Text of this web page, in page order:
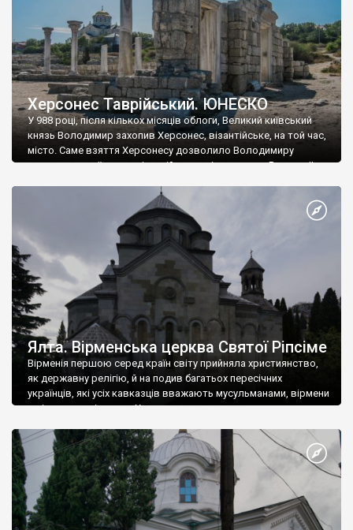
Херсонес Таврійський. ЮНЕСКО
У 988 році, після кількох місяців облоги, Великий київський
князь Володимир захопив Херсонес, візантійське, на той час,
місто. Саме взяття Херсонесу дозволило Володимиру
диктувати свої умови візантійському імператору Василю ІІ, та
Херсонесі Володимир-язичник, став Василем-християнином.
А потім було Хрещення Русі. На честь Херсонесу Таврійського
Ялта. Вірменська церква Святої Ріпсіме
Вірменія першою серед країн світу прийняла християнство,
як державну релігію, й на подив багатьох пересічних
українців, які усіх кавказців вважають мусульманами, вірмени
є відданими вірянами Христа